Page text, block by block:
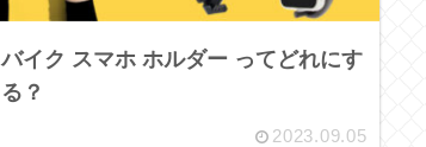
バイク スマホ ホルダー ってどれにす
る？
2023.09.05